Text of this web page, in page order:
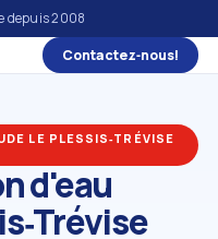
depuis 2008
Contactez‑nous!
LE PLESSIS‑TRÉVISE
d'eau